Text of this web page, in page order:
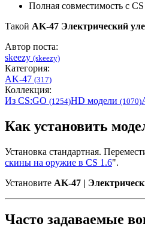
Полная совместимость с
Такой AK-47 Электрический
Автор поста:
skeezy (skeezy)
Категория:
AK-47 (317)
Коллекция:
Из CS:GO (1254)HD модели (1070)
Как установить
Установка стандартная.
скины на оружие в CS 1.6".
Установите AK-47 |
Часто задаваемые